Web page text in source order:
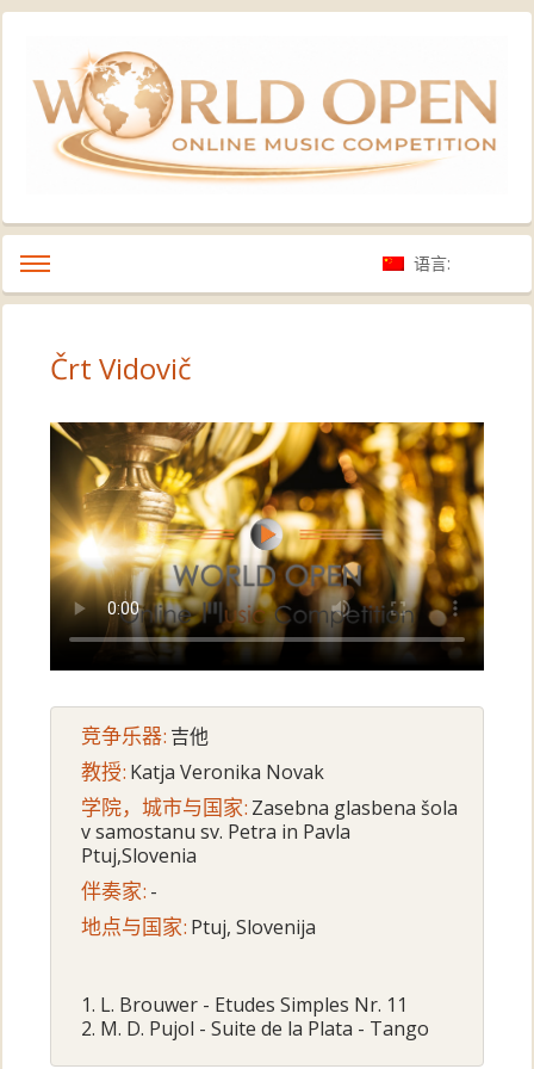
语言:
Črt Vidovič
竞争乐器: 吉他
教授: Katja Veronika Novak
学院，城市与国家: Zasebna glasbena šola
v samostanu sv. Petra in Pavla
Ptuj,Slovenia
伴奏家: -
地点与国家: Ptuj, Slovenija
1. L. Brouwer - Etudes Simples Nr. 11
2. M. D. Pujol - Suite de la Plata - Tango